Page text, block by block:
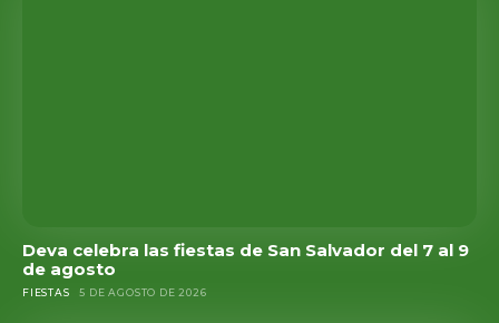
Deva celebra las fiestas de San Salvador del 7 al 9
de agosto
FIESTAS 5 DE AGOSTO DE 2026